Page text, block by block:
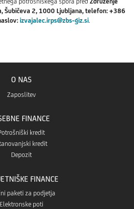
Šubičeva 2, 1000 Ljubljana, telefon: +386
izvajalec.irps@zbs-giz.si.
O NAS
Zaposlitev
FINANCE
kredit
kredit
Depozit
FINANCE
paketi za podjetja
Elektronske poti